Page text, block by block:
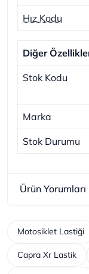
Hız Kodu
Diğer
Stok Kodu
Marka
Stok Durumu
Ürün Yorumları
Motosiklet Lastiği
Capra Xr Lastik